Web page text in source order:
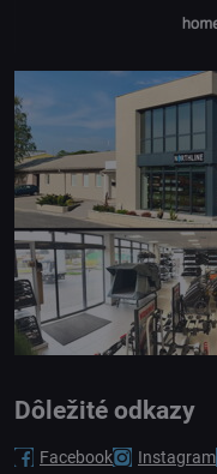
Dôležité odkazy
Facebook Instagram